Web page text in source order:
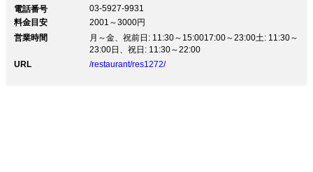
等により当面の間、 営業時間：11時30分～22時
（21:15LO）となります。 ※10月以降は、close時間が
23：00となります。 お客様にはご迷惑をおかけ致しま
すが、ご理解頂きますよう何卒宜しくお願い申し上げま
す。 ◆＜11月30日(月)まで！オータム・パンケーキフ
電話番号
03-5927-9931
料金目安
2001～3000円
営業時間
月～金、祝前日: 11:30～15:0017:00～23:00土: 11:30～
23:00日、祝日: 11:30～22:00
URL
/restaurant/res1272/